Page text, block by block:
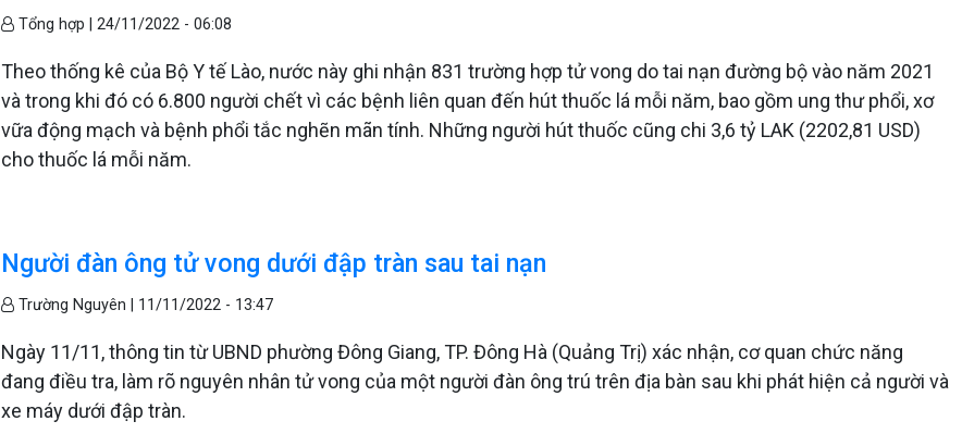
Tổng hợp |24/11/2022 - 06:08
Theo thống kê của Bộ Y tế Lào, nước này ghi nhận 831 trường hợp tử vong do tai nạn đường bộ vào năm 2021
và trong khi đó có 6.800 người chết vì các bệnh liên quan đến hút thuốc lá mỗi năm, bao gồm ung thư phổi, xơ
vữa động mạch và bệnh phổi tắc nghẽn mãn tính. Những người hút thuốc cũng chi 3,6 tỷ LAK (2202,81 USD)
cho thuốc lá mỗi năm.
Người đàn ông tử vong dưới đập tràn sau tai nạn
Trường Nguyên | 11/11/2022 - 13:47
Ngày 11/11, thông tin từ UBND phường Đông Giang, TP. Đông Hà (Quảng Trị) xác nhận, cơ quan chức năng
đang điều tra, làm rõ nguyên nhân tử vong của một người đàn ông trú trên địa bàn sau khi phát hiện cả người và
xe máy dưới đập tràn.